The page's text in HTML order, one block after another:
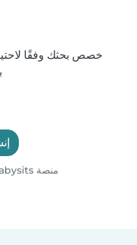
خصص بحثك وفقًا
منصة Babysits مجانية لجليسات الأطفال!